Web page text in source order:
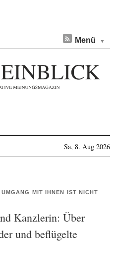
Menü
Sa, 8. Aug 2026
MIT IHNEN IST NICHT
Kanzlerin: Über
und beflügelte